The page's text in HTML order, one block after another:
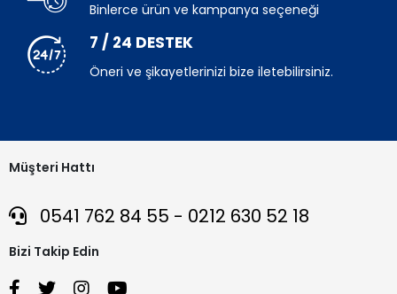
Binlerce ürün ve kampanya seçeneği
7 / 24 DESTEK
Öneri ve şikayetlerinizi bize iletebilirsiniz.
Müşteri Hattı
0541 762 84 55 - 0212 630 52 18
Bizi Takip Edin